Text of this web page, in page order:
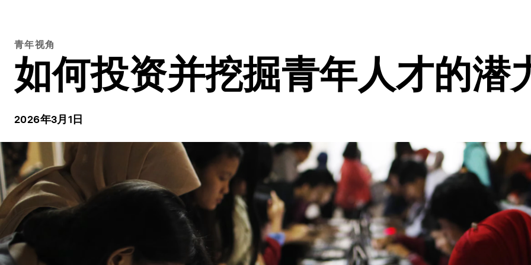
青年视角
如何投资并挖掘青年人才的潜
2026年3月1日